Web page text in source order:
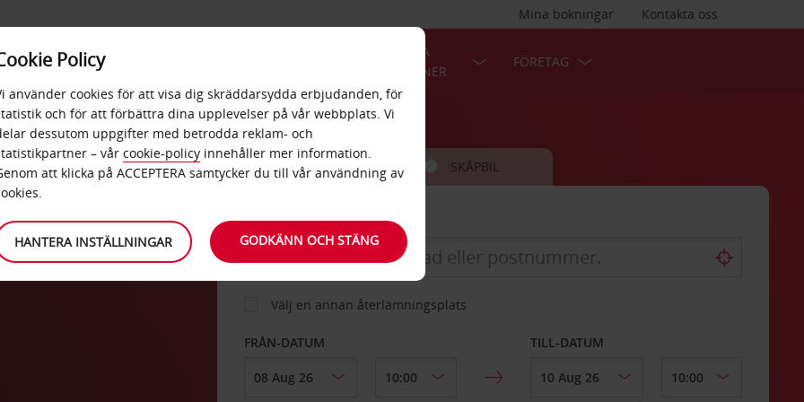
Kontakta oss
Mina bokningar
ERBJUDANDEN
POPULÄRA
DESTINATIONER
FÖRETAG
BIL SKÅPBIL
HÄMTA FRÅN
Välj en annan återlämningsplats
FRÅN-DATUM TILL-DATUM
Policy
använder cookies för att visa dig skräddarsydda erbjudanden, för
och för att förbättra dina upplevelser på vår webbplats. Vi
dessutom uppgifter med betrodda reklam- och
– vår cookie-policy innehåller mer information.
att klicka på ACCEPTERA samtycker du till vår användning av
HANTERA INSTÄLLNINGAR GODKÄNN OCH STÄNG